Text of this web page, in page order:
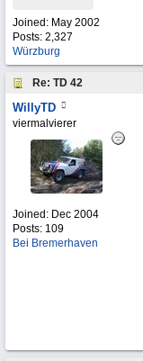
Joined: May 2002
Posts: 2,327
Würzburg
Re: TD 42
WillyTD
viermalvierer
Joined: Dec 2004
Posts: 109
Bei Bremerhaven